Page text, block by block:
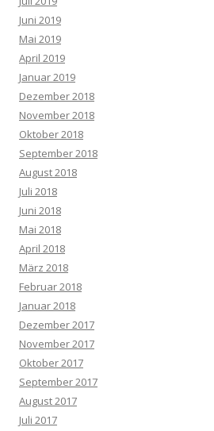
Juni 2019
Mai 2019
April 2019
Januar 2019
Dezember 2018
November 2018
Oktober 2018
September 2018
August 2018
Juli 2018
Juni 2018
Mai 2018
April 2018
März 2018
Februar 2018
Januar 2018
Dezember 2017
November 2017
Oktober 2017
September 2017
August 2017
Juli 2017